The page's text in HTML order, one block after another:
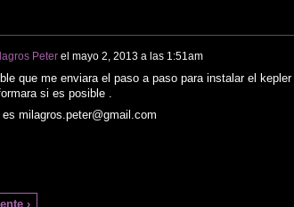
Peterel mayo 2, 2013 a las 1:51am
que me enviara el paso a paso para instalar el
si es posible .
milagros.peter@gmail.com
›